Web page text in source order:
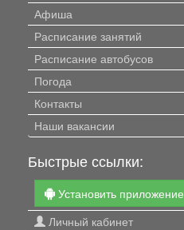
Афиша
Расписание занятий
Расписание автобусов
Погода
Контакты
Наши вакансии
Быстрые ссылки:
Установить приложение
Личный кабинет